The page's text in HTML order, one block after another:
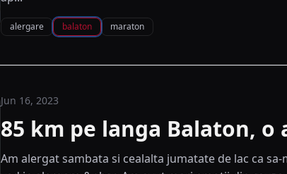
alergare balaton maraton
Jun 16, 2023
85 km pe langa Balaton,
Am alergat sambata si cealalta jumatate de lac ca